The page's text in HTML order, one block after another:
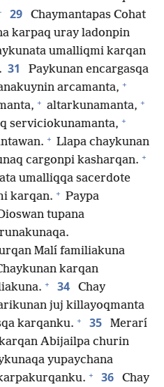
29
Chaymantapas Cohat
karpaq uray ladonpin
umalliqmi karqan
31
Paykunan encargasqa
arcamanta, +
+ altarkunamanta, +
serviciokunamanta, +
+ Llapa chaykunan
cargonpi kasharqan. +
umalliqqa sacerdote
karqan. + Paypa
tupana
Malí familiakuna
karqan
+ 34
Chay
juj killayoqmanta
karqanku. + 35
Merarí
Abijailpa churin
yupaychana
+ 36 Chay